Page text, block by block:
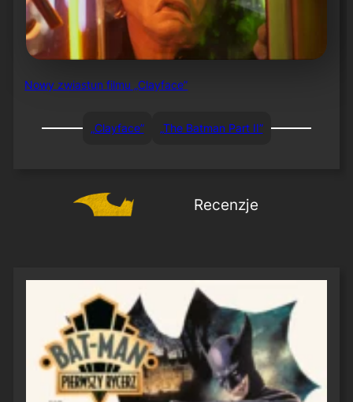
Nowy zwiastun filmu „Clayface”
„Clayface” „The Batman Part II”
Recenzje